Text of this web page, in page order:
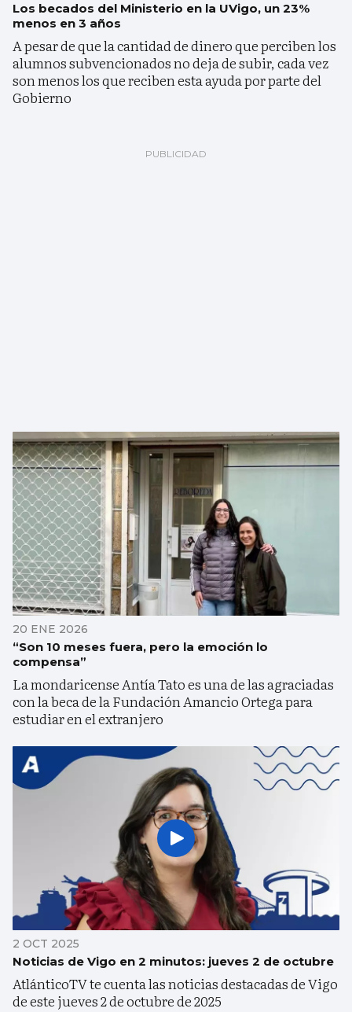
Los becados del Ministerio en la UVigo, un 23%
menos en 3 años
A pesar de que la cantidad de dinero que perciben los
alumnos subvencionados no deja de subir, cada vez
son menos los que reciben esta ayuda por parte del
Gobierno
20 ENE 2026
“Son 10 meses fuera, pero la emoción lo
compensa”
La mondaricense Antía Tato es una de las agraciadas
con la beca de la Fundación Amancio Ortega para
estudiar en el extranjero
2 OCT 2025
Noticias de Vigo en 2 minutos: jueves 2 de octubre
AtlánticoTV te cuenta las noticias destacadas de Vigo
de este jueves 2 de octubre de 2025